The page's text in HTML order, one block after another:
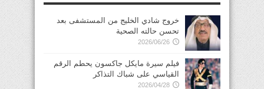
خروج شادي الخليج من المستشفى بعد
تحسن حالته الصحية
2026/06/26
فيلم سيرة مايكل جاكسون يحطم الرقم
القياسي على شباك التذاكر
2026/04/28